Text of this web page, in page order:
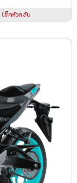
โช๊คหัวกลับ